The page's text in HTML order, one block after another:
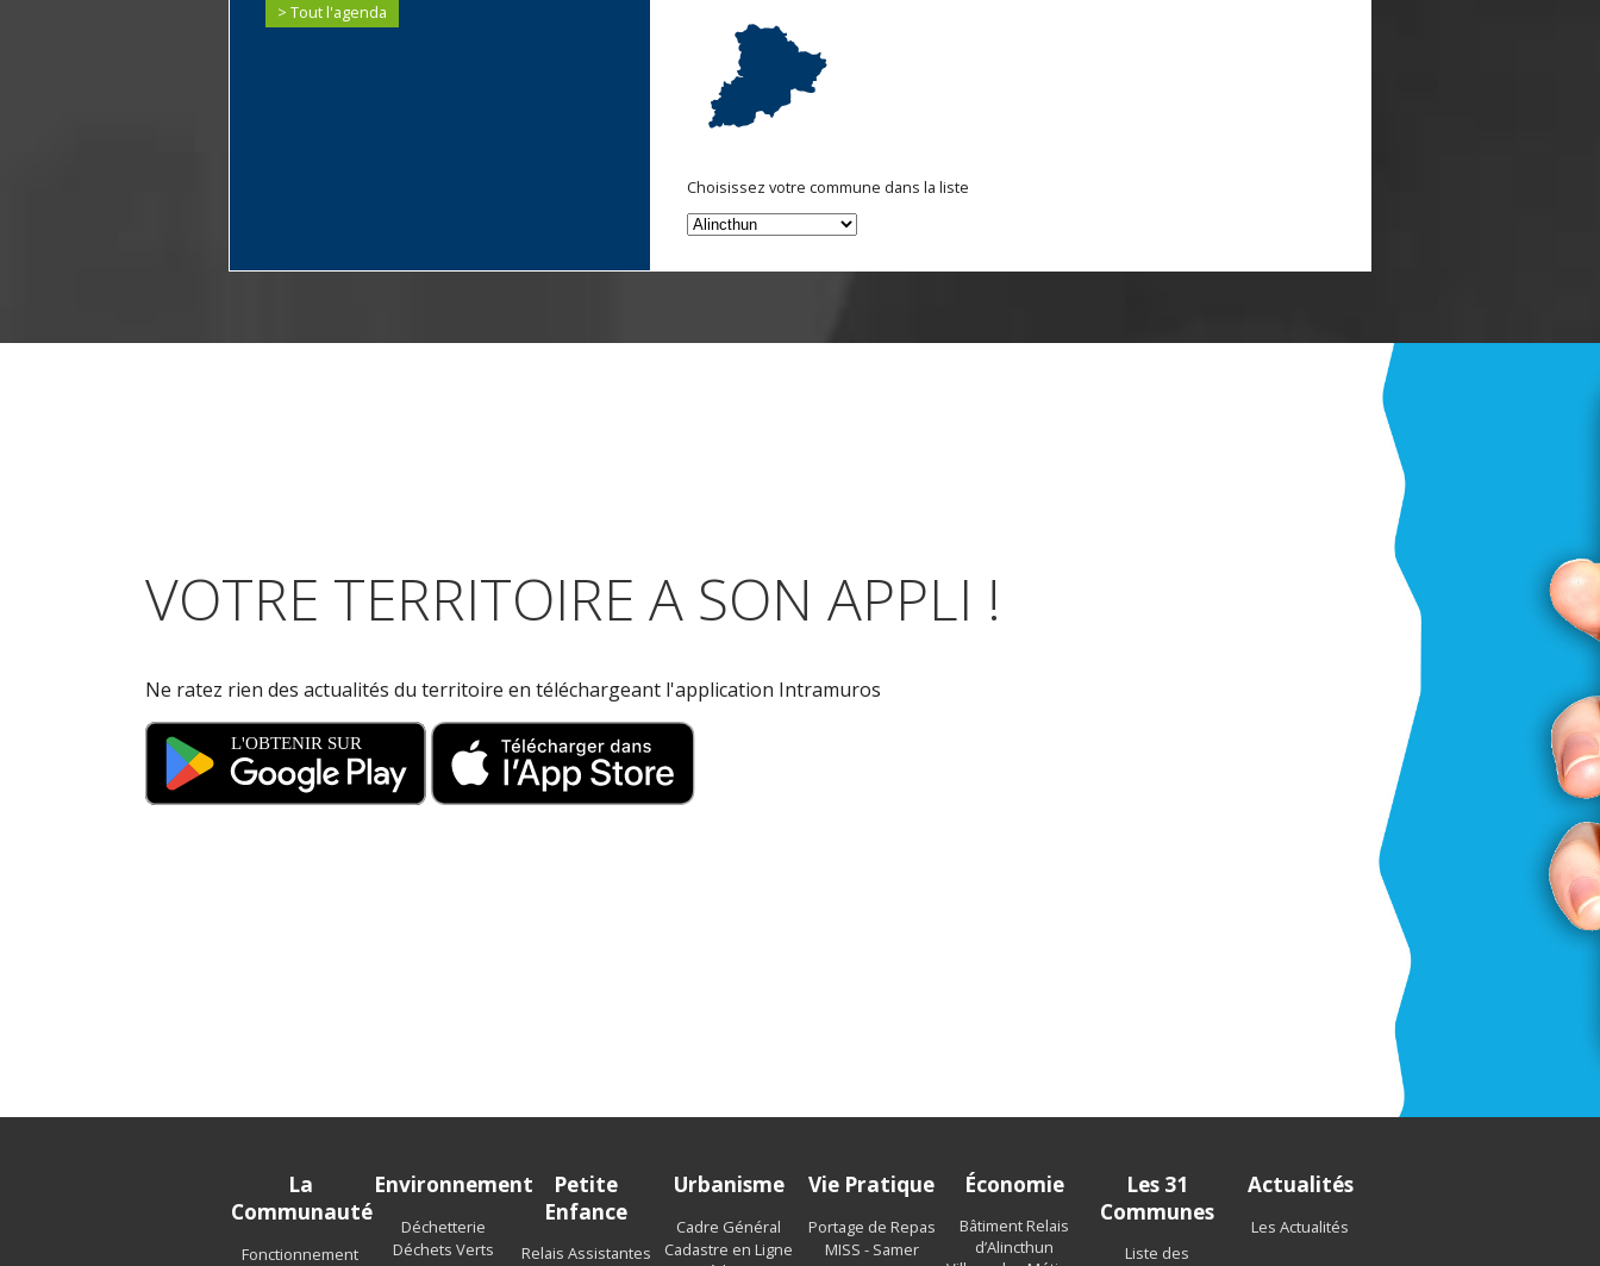
Tout l'agenda
Choisissez votre commune dans la liste
VOTRE TERRITOIRE A SON APPLI !
Ne ratez rien des actualités du territoire en téléchargeant l'application Intramuros
La
Communauté
Fonctionnement
Environnement
Déchetterie
Déchets Verts
Petite
Enfance
Relais Assistantes
Urbanisme
Cadre Général
Cadastre en Ligne
Vie Pratique
Portage de Repas
MISS - Samer
Économie
Bâtiment Relais
d’Alincthun
Les 31
Communes
Liste des
Actualités
Les Actualités